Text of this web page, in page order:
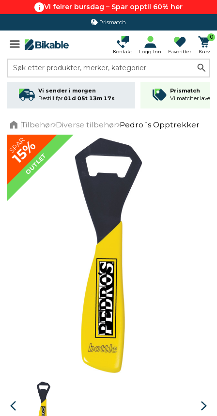
Vi feirer bursdag – Spar opptil 60% her
Prismatch
Kontakt Logg Inn Favoritter
0
Kurv
Søk etter produkter, merker, kategorier
Vi sender i morgen
Bestill før 01d 05t 13m 16s
Prismatch
Vi matcher
Tilbehør Diverse tilbehør Pedro´s Opptrekker
SPAR
15%
OUTLET